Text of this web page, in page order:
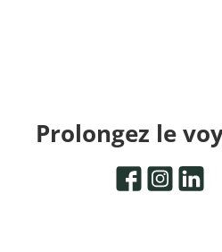
Prolongez le